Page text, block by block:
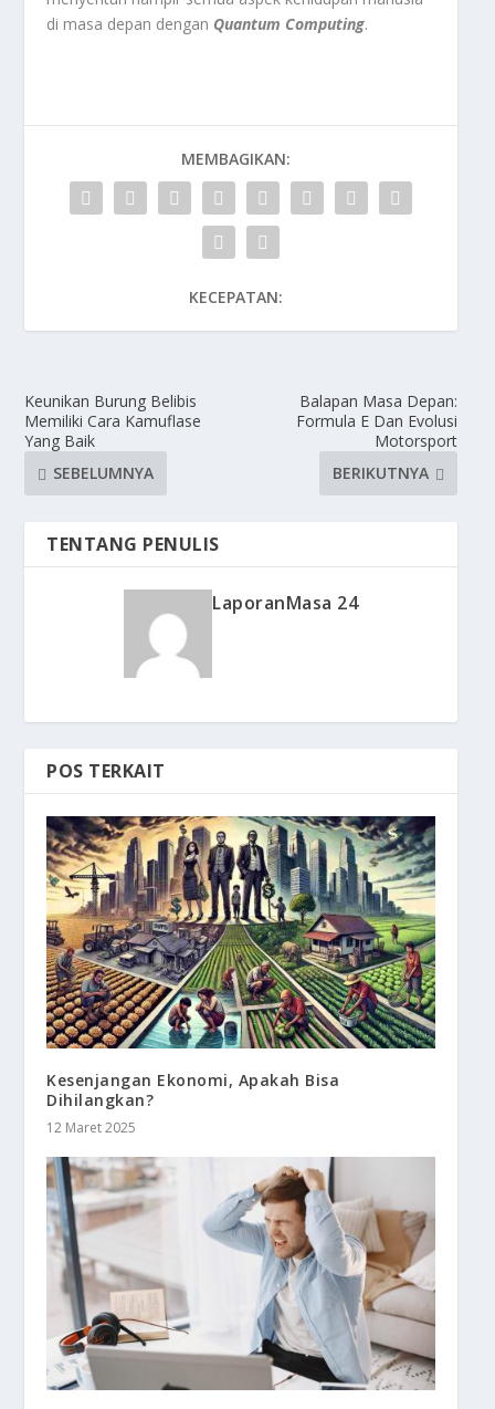
di masa depan dengan Quantum Computing.
MEMBAGIKAN:
KECEPATAN:
Keunikan Burung Belibis
Memiliki Cara Kamuflase
Yang Baik
SEBELUMNYA
Balapan Masa Depan:
Formula E Dan Evolusi
Motorsport
BERIKUTNYA
TENTANG PENULIS
LaporanMasa 24
POS TERKAIT
Kesenjangan Ekonomi, Apakah Bisa
Dihilangkan?
12 Maret 2025